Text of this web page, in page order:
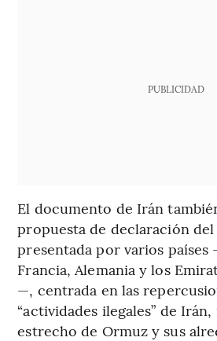
PUBLICIDAD
El documento de Irán
propuesta de declaración del
presentada por varios
Francia, Alemania y los
—, centrada en las
“actividades ilegales” de
estrecho de Ormuz y sus